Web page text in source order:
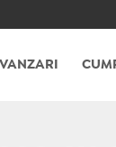
VANZARI